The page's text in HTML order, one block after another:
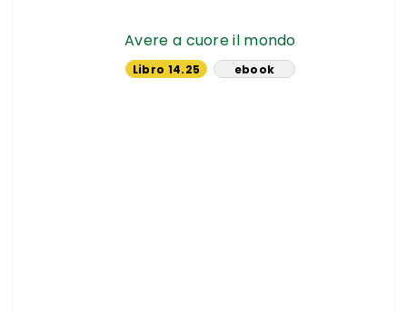
Avere a cuore il mondo
Libro 14.25
ebook